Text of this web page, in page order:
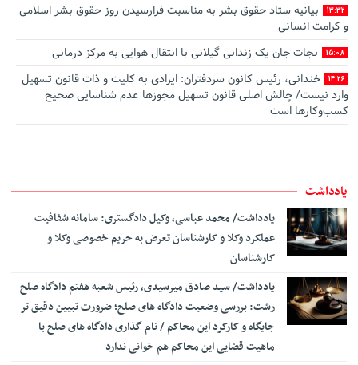
13:32
بیانیه ستاد حقوق بشر به مناسبت فرارسیدن روز حقوق بشر اسلامی
و کرامت انسانی
15:08 نجات جان یک زندانی گیلانی با انتقال هوایی به مرکز درمانی
14:26
خندانی، رئیس کانون سردفتران: ایرادی به کلیت و ذات قانون تسهیل
وارد نیست/ چالش اصلی قانون تسهیل مجوزها عدم شناسایی صحیح
کسب‌وکارها است
و اختصاصی منصب قضا
12:32 قدردانی مرکز وکلای قوه قضاییه از خبرنگاران ایرنا
14:22
رئیس کانون سردفتران استان یزد: قانون تسهیل، ناترازی اقتصادی
شدیدی را به دفاتر تحمیل کرده است/ تضعیف جایگاه اسناد رسمی، اساس
نظام ثبتی کشور را نابود خواهد کرد
14:12 اجرای آزمایشی «سامانه جامع عملکرد قضات» رونمایی شد
امضای تفاهم نامه همکاری حقوقی بین وزارت خارجه و مرکز وکلای
یادداشت
یادداشت/ محمد عباسی، وکیل دادگستری: سامانه شفافیت
عملکرد وکلا و کارشناسان تعرض به حریم خصوصی وکلا و
کارشناسان
‎یادداشت/ سید صادق میرسیدی، رئیس شعبه هفتم دادگاه صلح
رشت: بررسی وضعیت دادگاه های صلح؛ ضرورت تبیین دقیق تر
جایگاه و کارکرد این محاکم / نام گذاری دادگاه های صلح با
ماهیت قضایی این محاکم هم خوانی ندارد